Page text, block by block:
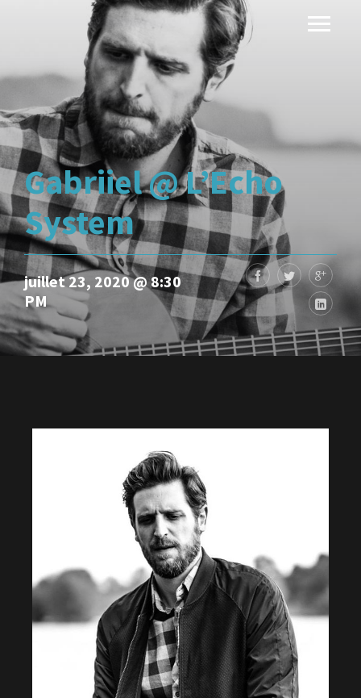
Gabriiel @ L’Echo
System
juillet 23, 2020 @ 8:30
PM